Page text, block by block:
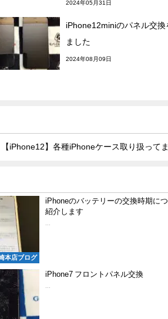
2024年05月31日
iPhone12miniのパネル交換
ました
2024年08月09日
【iPhone12】各種iPhoneケース取り扱って
本店ブログ
iPhoneのバッテリーの交換時期に
紹介します
iPhone7 フロントパネル交換